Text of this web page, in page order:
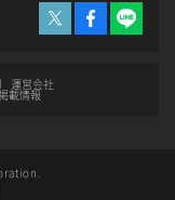
運営会社
載情報